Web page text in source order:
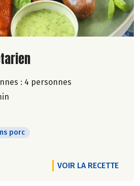
recette
: 4 personnes
porc
VOIR LA RECETTE